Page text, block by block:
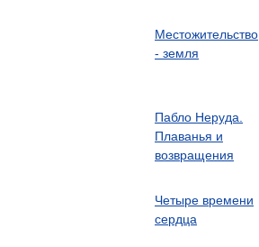
Местожительство
- земля
Пабло Неруда.
Плаванья и
возвращения
Четыре времени
сердца